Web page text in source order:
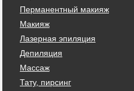
Перманентный макияж
Макияж
Лазерная эпиляция
Депиляция
Массаж
Тату, пирсинг